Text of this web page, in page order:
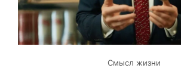
Смысл жизни